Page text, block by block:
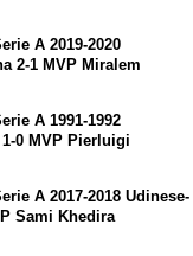
A 2019-2020
2-1 MVP Miralem
A 1991-1992
0 MVP Pierluigi
A 2017-2018 Udinese-
Sami Khedira